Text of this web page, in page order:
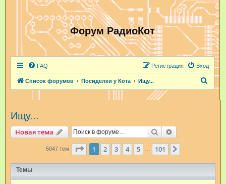
Форум РадиоКот
FAQ Вход
Регистрация
Список форумов Посиделки у Кота Ищу...
Ищу...
Новая тема Поиск
5047 тем Страница из 101
1 2 3 4 5 101
Темы